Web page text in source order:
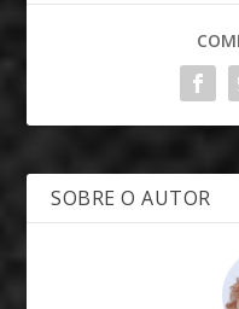
SOBRE O AUTOR